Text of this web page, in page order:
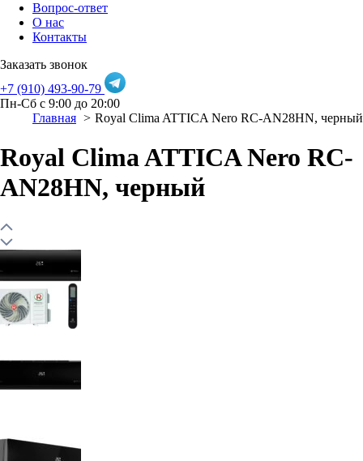
Вопрос-ответ
О нас
Контакты
Заказать звонок
+7 (910) 493-90-79
Пн-Сб с 9:00 до 20:00
Главная
Royal Clima ATTICA Nero RC-AN28HN, черный
Royal Clima ATTICA Nero RC-
AN28HN, черный